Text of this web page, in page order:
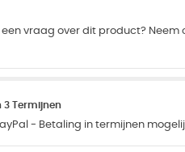
een vraag over dit product?
3 Termijnen
- Betaling in termijnen